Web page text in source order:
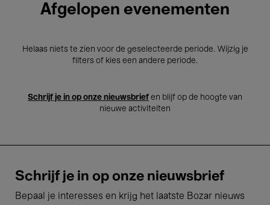
Afgelopen evenementen
Helaas niets te zien voor de geselecteerde periode. Wijzig je
filters of kies een andere periode.
Schrijf je in op onze nieuwsbrief en blijf op de hoogte van
nieuwe activiteiten
Schrijf je in op onze nieuwsbrief
Bepaal je interesses en krijg het laatste Bozar nieuws